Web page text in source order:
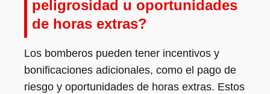
peligrosidad u oportunidades
de horas extras?
Los bomberos pueden tener incentivos y
bonificaciones adicionales, como el pago de
riesgo y oportunidades de horas extras. Estos